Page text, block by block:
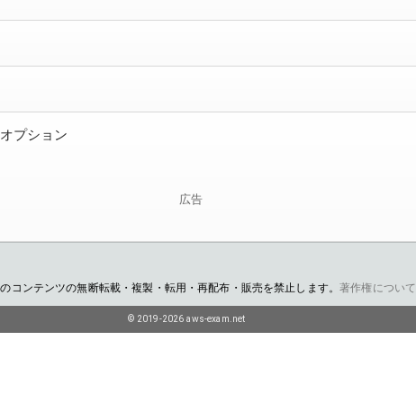
プション
広告
コンテンツの無断転載・複製・転用・再配布・販売を禁止します。著作権について
© 2019-2026 aws-exam.net